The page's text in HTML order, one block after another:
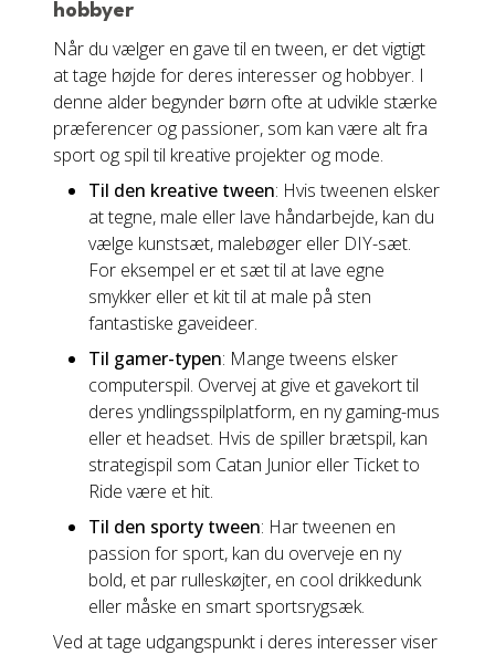
hobbyer
Når du vælger en gave til en tween, er det vigtigt
at tage højde for deres interesser og hobbyer. I
denne alder begynder børn ofte at udvikle stærke
præferencer og passioner, som kan være alt fra
sport og spil til kreative projekter og mode.
Til den kreative tween: Hvis tweenen elsker
at tegne, male eller lave håndarbejde, kan du
vælge kunstsæt, malebøger eller DIY-sæt.
For eksempel er et sæt til at lave egne
smykker eller et kit til at male på sten
fantastiske gaveideer.
Til gamer-typen: Mange tweens elsker
computerspil. Overvej at give et gavekort til
deres yndlingsspilplatform, en ny gaming-mus
eller et headset. Hvis de spiller brætspil, kan
strategispil som Catan Junior eller Ticket to
Ride være et hit.
Til den sporty tween: Har tweenen en
passion for sport, kan du overveje en ny
bold, et par rulleskøjter, en cool drikkedunk
eller måske en smart sportsrygsæk.
Ved at tage udgangspunkt i deres interesser viser